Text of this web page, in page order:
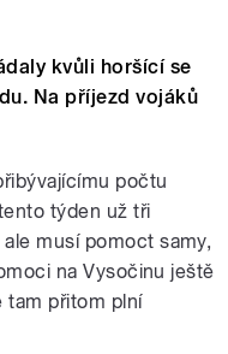
kvůli horšící se
Na příjezd vojáků
počtu
týden už tři
musí pomoct samy,
na Vysočinu ještě
tam přitom plní